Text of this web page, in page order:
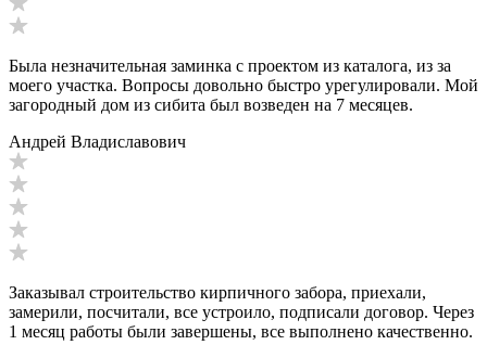
Была незначительная заминка с проектом из каталога, из за
моего участка. Вопросы довольно быстро урегулировали. Мой
загородный дом из сибита был возведен на 7 месяцев.
Андрей Владиславович
Заказывал строительство кирпичного забора, приехали,
замерили, посчитали, все устроило, подписали договор. Через
1 месяц работы были завершены, все выполнено качественно.